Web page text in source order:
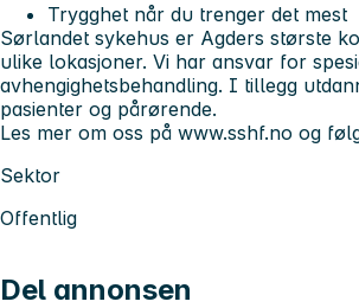
Trygghet når du trenger det mest
Sørlandet sykehus er Agders største
ulike lokasjoner. Vi har ansvar for
avhengighetsbehandling. I tillegg
pasienter og pårørende.
Les mer om oss på www.sshf.no og
Sektor
Offentlig
Del annonsen